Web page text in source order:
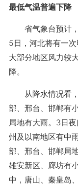
最低气温普遍下降
省气象台预计，
5日，河北将有一
大部分地区风力较
降。
从降水情况看，
部、邢台、邯郸有
局地有大雨。3日
州及以南地区有中
部、邢台、邯郸局
雄安新区、廊坊有
中，唐山、秦皇岛